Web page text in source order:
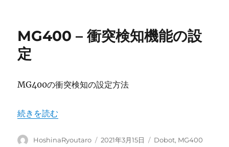
ー
MG400 – 衝突検知機能の設
定
MG400の衝突検知の設定方法
“MG400 – 衝突検知機能の設定” の
続きを読む
投
HoshinaRyoutaro
投
2021年3月15日
カ
Dobot, MG400